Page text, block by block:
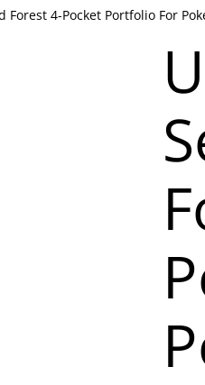
Forest 4-Pocket Portfolio For